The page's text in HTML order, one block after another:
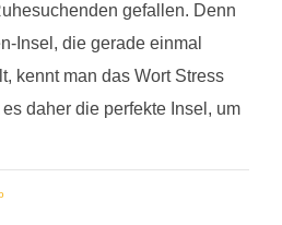
gefallen. Denn
Insel, die gerade einmal
kennt man das Wort Stress
daher die perfekte Insel, um